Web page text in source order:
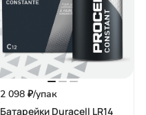
2 098 ₽/упак
Батарейки Duracell LR14